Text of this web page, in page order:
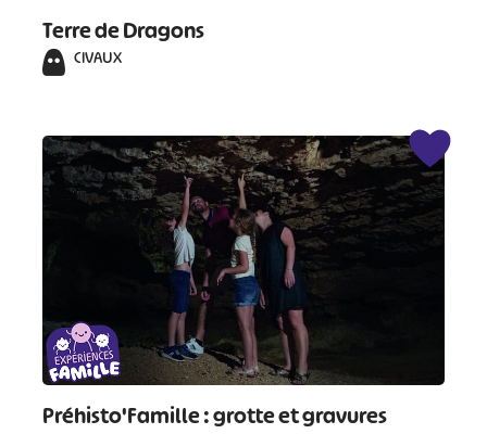
Terre de Dragons
CIVAUX
Préhisto'Famille : grotte et gravures
#
#
#